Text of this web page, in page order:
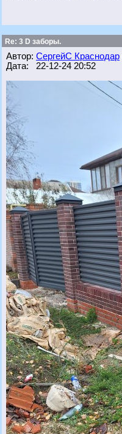
Re: 3 D заборы.
Автор: СергейС Краснодар
Дата: 22-12-24 20:52